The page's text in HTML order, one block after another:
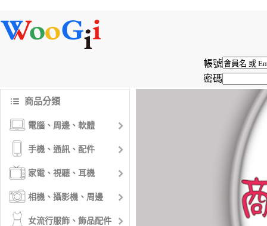
帳號
密碼
商品分類
電腦、周邊、軟體
手機、通訊、配件
家電、視聽、耳機
相機、攝影機、周邊
女流行服飾、飾品配件